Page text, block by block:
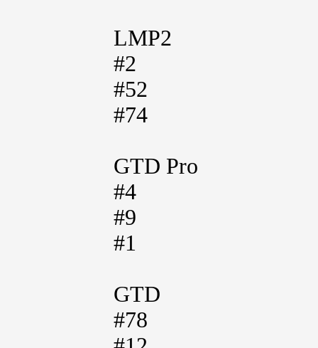
LMP2
#2
#52
#74
GTD Pro
#4
#9
#1
GTD
#78